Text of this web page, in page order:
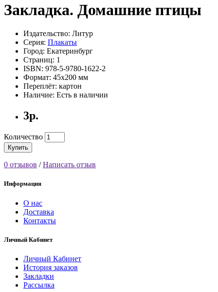
Закладка. Домашние птицы
Издательство: Литур
Серия: Плакаты
Город: Екатеринбург
Страниц: 1
ISBN: 978-5-9780-1622-2
Формат: 45х200 мм
Переплёт: картон
Наличие: Есть в наличии
3р.
Количество
Купить
0 отзывов /Написать отзыв
Информация
О нас
Доставка
Контакты
Личный Кабинет
Личный Кабинет
История заказов
Закладки
Рассылка